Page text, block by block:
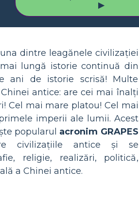
▶
dintre leagănele civilizației
lungă istorie continuă din
ani de istorie scrisă! Multe
antice: are cei mai înalți
Cel mai mare platou! Cel mai
imperii ale lumii. Acest
popularul acronim GRAPES
civilizațiile antice și se
religie, realizări, politică,
a Chinei antice.